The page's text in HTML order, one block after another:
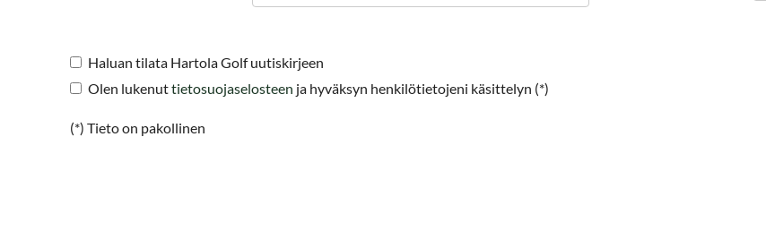
Haluan tilata Hartola Golf uutiskirjeen
Olen lukenuttietosuojaselosteen ja hyväksyn henkilötietojeni käsittelyn (*)
(*) Tieto on pakollinen